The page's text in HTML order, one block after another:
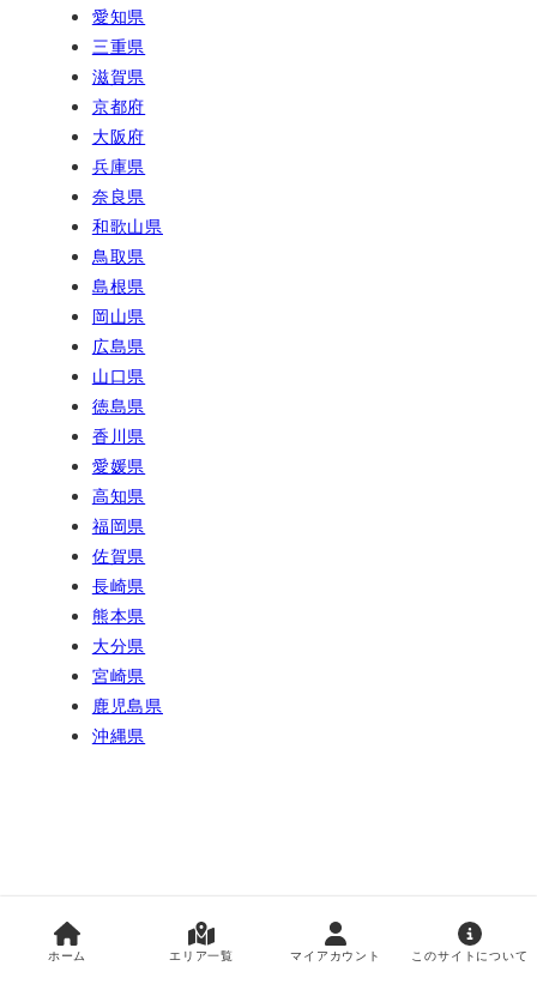
愛知県
三重県
滋賀県
京都府
大阪府
兵庫県
奈良県
和歌山県
鳥取県
島根県
岡山県
広島県
山口県
徳島県
香川県
愛媛県
高知県
福岡県
佐賀県
長崎県
熊本県
大分県
宮崎県
鹿児島県
沖縄県
防災メール アーカイブ
ホーム エリア一覧 マイアカウント このサイトについて